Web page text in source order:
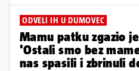
ODVELI IH U DUMOVEC
Mamu patku zgazio
'Ostali smo bez
nas spasili i zbrinuli